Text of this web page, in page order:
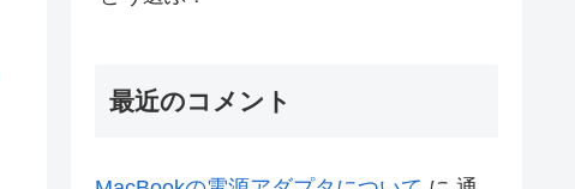
最近のコメント